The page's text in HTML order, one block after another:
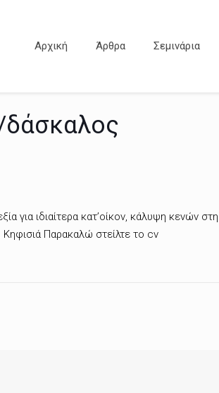
Αρχική Άρθρα Σεμινάρια
δάσκαλος
ιδιαίτερα κατ’οίκον, κάλυψη κενών
Παρακαλώ στείλτε το cv